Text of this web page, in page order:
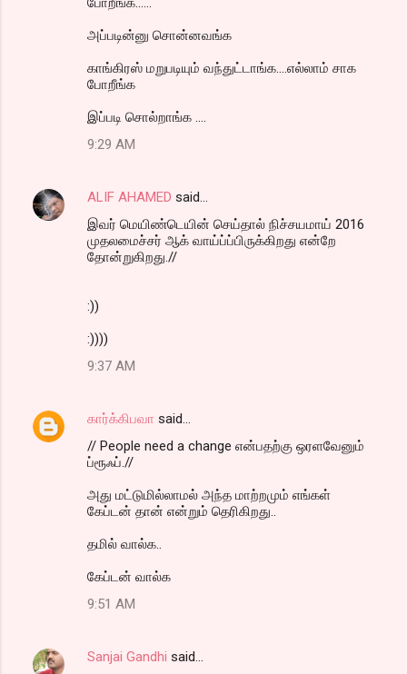
அப்படின்னு சொன்னவங்க
காங்கிரஸ் மறுபடியும் வந்துட்டாங்க....எல்லாம் சாக
போறீங்க
இப்படி சொல்றாங்க ....
9:29 AM
ALIF AHAMED said…
இவர் மெயிண்டெயின் செய்தால் நிச்சயமாய் 2016
முதலமைச்சர் ஆக் வாய்ப்ப்பிருக்கிறது என்றே
தோன்றுகிறது.//
:))
:))))
9:37 AM
கார்க்கிபவா said…
// People need a change என்பதற்கு ஒரளவேனும்
ப்ரூஃப்.//
அது மட்டுமில்லாமல் அந்த மாற்றமும் எங்கள்
கேப்டன் தான் என்றும் தெரிகிறது..
தமில் வால்க..
கேப்டன் வால்க
9:51 AM
Sanjai Gandhi said…